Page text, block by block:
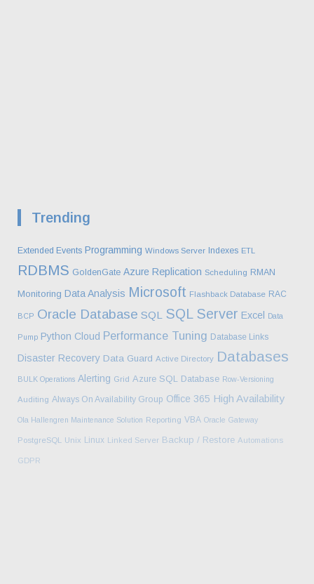
Trending
Extended Events Programming Windows Server Indexes ETL
RDBMS GoldenGate Azure Replication Scheduling RMAN
Monitoring Data Analysis Microsoft Flashback Database RAC
BCP Oracle Database SQL SQL Server Excel Data
Pump Python Cloud Performance Tuning Database Links
Disaster Recovery Data Guard Active Directory Databases
BULK Operations Alerting Grid Azure SQL Database Row-Versioning
Auditing Always On Availability Group Office 365 High Availability
Ola Hallengren Maintenance Solution Reporting VBA Oracle Gateway
PostgreSQL Unix Linux Linked Server Backup / Restore Automations
GDPR